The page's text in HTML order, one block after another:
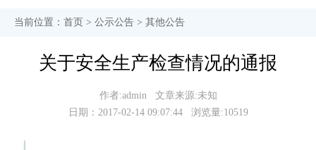
当前位置： 首页 > 公示公告 > 其他公告
关于安全生产检查情况的通报
作者:admin 文章来源:未知
日期：2017-02-14 09:07:44 浏览量:10519